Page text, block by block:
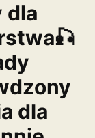
dla
dla